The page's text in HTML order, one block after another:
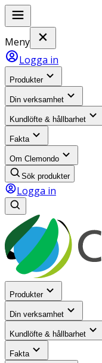
Meny
Logga in
Produkter
Din verksamhet
Kundlöfte & hållbarhet
Fakta
Om Clemondo
Sök produkter
Logga in
Produkter
Din verksamhet
Kundlöfte & hållbarhet
Fakta